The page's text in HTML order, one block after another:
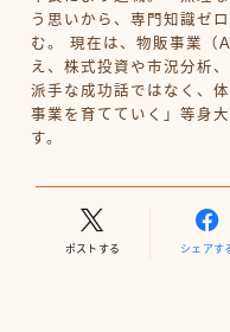
う思いから、専門知識ゼ
む。 現在は、物販事業（
え、株式投資や市況分析
派手な成功話ではなく、
事業を育てていく」等身
す。
ポストする シェアす